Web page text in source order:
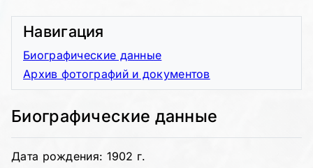
Биографические данные
Дата рождения: 1902 г.
Навигация
Биографические данные
Архив фотографий и документов